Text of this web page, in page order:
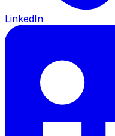
LinkedIn